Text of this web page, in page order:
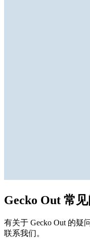
Gecko Out 常
有关于 Gecko Out 的疑
联系我们。